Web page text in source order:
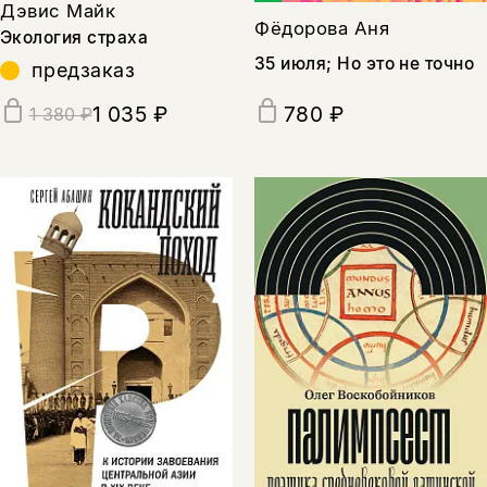
Дэвис Майк
Экология страха
предзаказ
1 380 ₽1 035 ₽
Фёдорова Аня
35 июля; Но это не точно
780 ₽